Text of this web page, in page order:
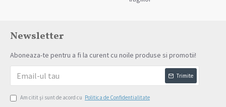
Newsletter
Aboneaza-te pentru a fi la curent cu noile produse si promotii!
Trimite
Am citit şi sunt de acord cu Politica de Confidentialitate